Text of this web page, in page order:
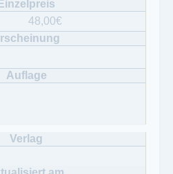
48,00€